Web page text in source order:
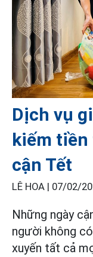
Dịch vụ
kiếm
cận Tết
LÊ HOA | 07/02/
Những ngày
người không
xuyến tất cả